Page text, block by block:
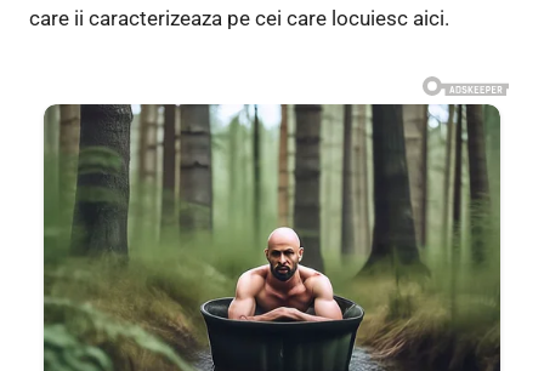
care ii caracterizeaza pe cei care locuiesc aici.